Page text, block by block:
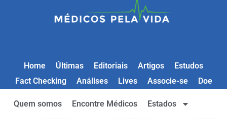
Home Últimas Editoriais Artigos
Estudos
Fact Checking
Análises Lives Associe-se Doe
Quem somos Encontre Médicos Estados